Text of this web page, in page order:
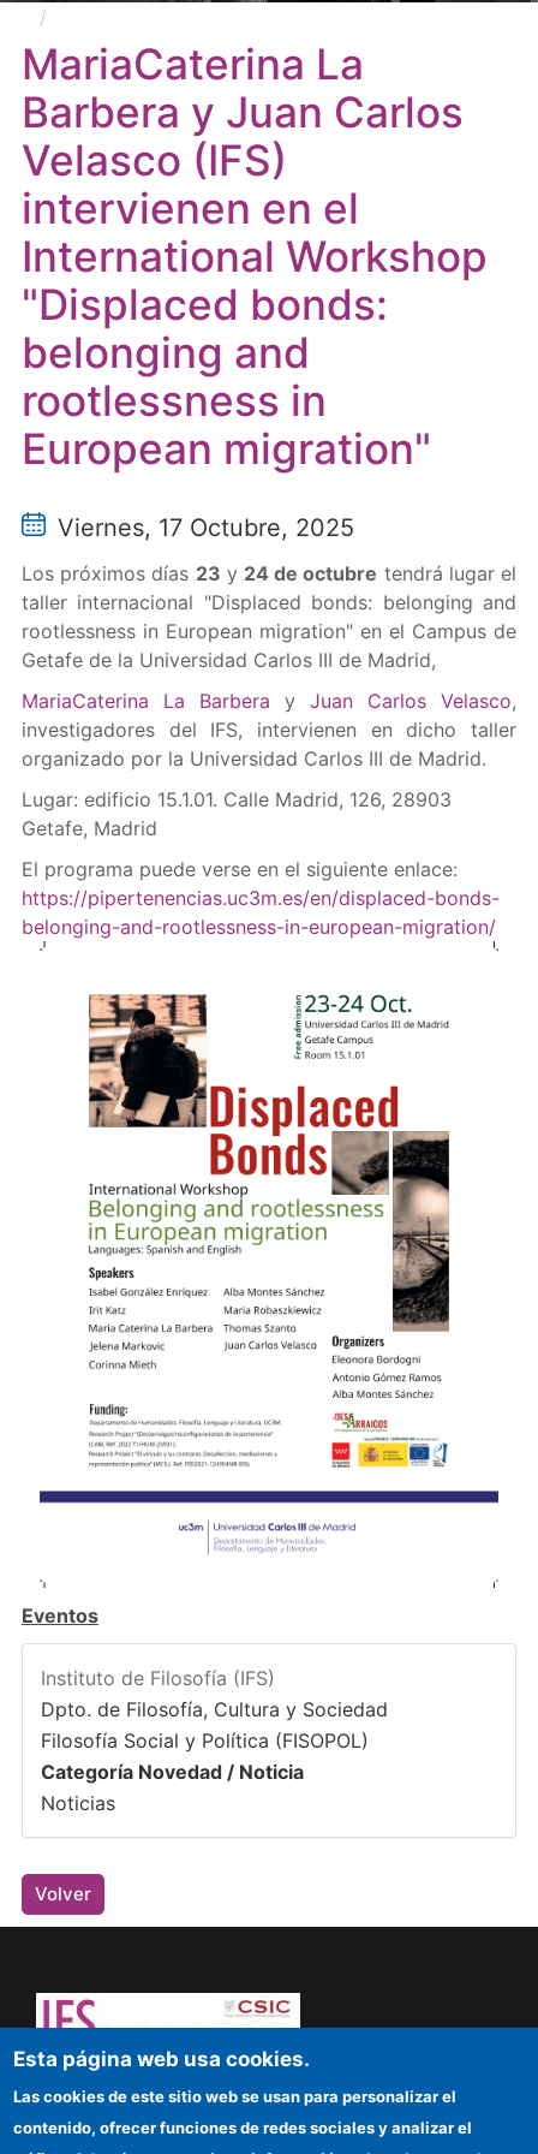
(IFS) intervienen en el International Workshop
"Displaced bonds: belonging and rootlessness in
European migration"
MariaCaterina La
Barbera y Juan Carlos
Velasco (IFS)
intervienen en el
International Workshop
"Displaced bonds:
belonging and
rootlessness in
European migration"
Viernes, 17 Octubre, 2025
Los próximos días 23 y 24 de octubre tendrá lugar el
taller internacional "Displaced bonds: belonging and
rootlessness in European migration" en el Campus de
Getafe de la Universidad Carlos III de Madrid,
MariaCaterina La Barbera yJuan Carlos Velasco,
investigadores del IFS, intervienen en dicho taller
organizado por la Universidad Carlos III de Madrid.
Lugar: edificio 15.1.01. Calle Madrid, 126, 28903
Getafe, Madrid
El programa puede verse en el siguiente enlace:
https://pipertenencias.uc3m.es/en/displaced-bonds-
belonging-and-rootlessness-in-european-migration/
Eventos
Instituto de Filosofía (IFS)
Dpto. de Filosofía, Cultura y Sociedad
Filosofía Social y Política (FISOPOL)
Categoría Novedad / Noticia
Noticias
Volver
¡Atrévete a pensar! Sapere aude
Esta página web usa cookies.
Las cookies de este sitio web se usan para personalizar el
contenido, ofrecer funciones de redes sociales y analizar el